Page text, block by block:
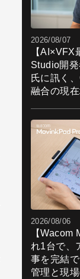
2026/08/07
【
Studio開
氏に訊く
融合の現
2026/08/06
【Wacom
れ1台で、
事を完結
管理と現